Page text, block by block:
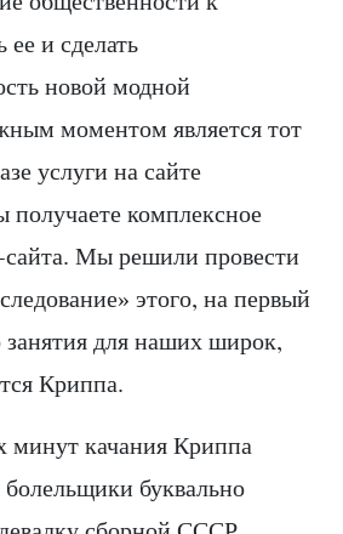
и сделать
новой модной
моментом является тот
услуги на сайте
комплексное
сайта. Мы решили провести
этого, на первый
занятия для наших широк,
Криппа.
минут качания Криппа
буквально